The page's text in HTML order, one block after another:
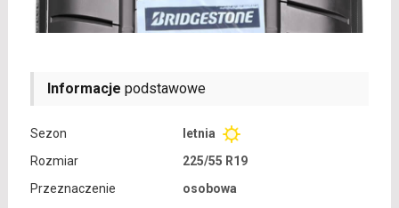
Informacje podstawowe
Sezon
letnia
Rozmiar
225/55 R19
Przeznaczenie
osobowa